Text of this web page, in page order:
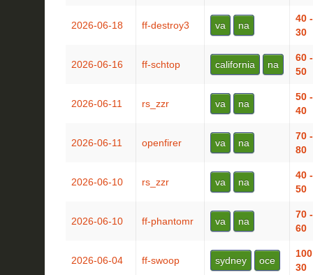
2026-06-18 ff-destroy3 va na
40 -
30
2026-06-16 ff-schtop california na
60 -
50
2026-06-11 rs_zzr va na
50 -
40
2026-06-11 openfirer va na
70 -
80
2026-06-10 rs_zzr va na
40 -
50
2026-06-10 ff-phantomr va na
70 -
60
2026-06-04 ff-swoop sydney oce
30